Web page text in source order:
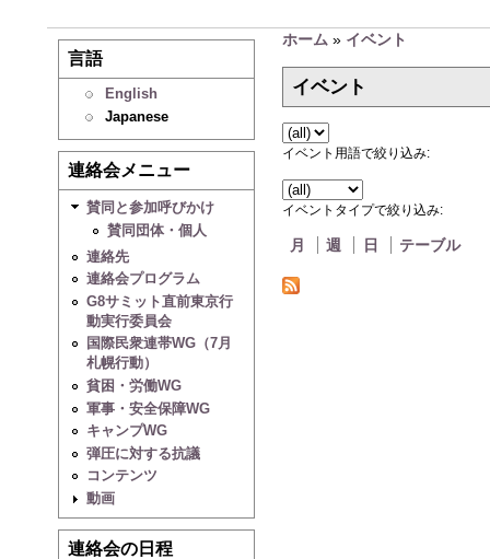
言語
English
Japanese
連絡会メニュー
賛同と参加呼びかけ
賛同団体・個人
連絡先
連絡会プログラム
G8サミット直前東京行
動実行委員会
国際民衆連帯WG（7月
札幌行動）
貧困・労働WG
軍事・安全保障WG
キャンプWG
弾圧に対する抗議
コンテンツ
動画
連絡会の日程
ホーム » イベント
イベント
イベント用語で絞り込み:
イベントタイプで絞り込み:
月 週 日 テーブル